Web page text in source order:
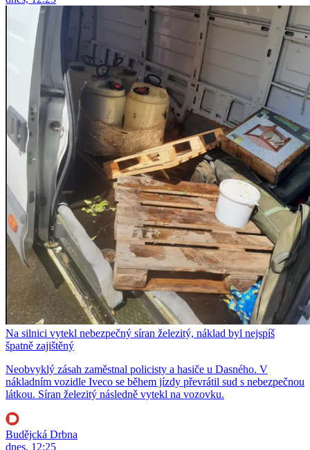
Na silnici vytekl nebezpečný síran železitý, náklad byl nejspíš
špatně zajištěný
Neobvyklý zásah zaměstnal policisty a hasiče u Dasného. V
nákladním vozidle Iveco se během jízdy převrátil sud s nebezpečnou
látkou. Síran železitý následně vytekl na vozovku.
Budějcká Drbna
dnes, 12:25